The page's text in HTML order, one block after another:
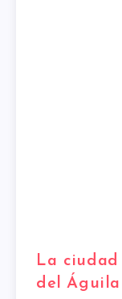
La ciudad
del Águila